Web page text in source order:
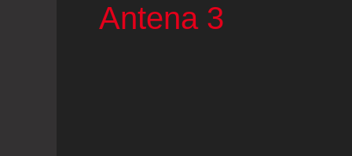
Antena 3